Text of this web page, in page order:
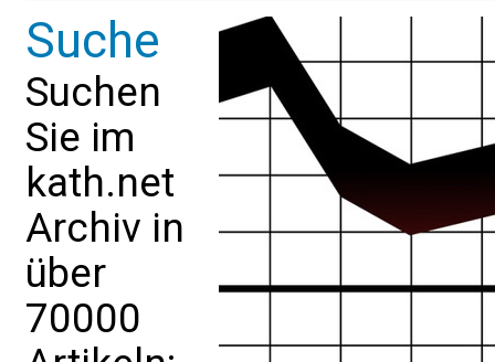
Suche
Suchen
Sie im
kath.net
Archiv in
über
70000